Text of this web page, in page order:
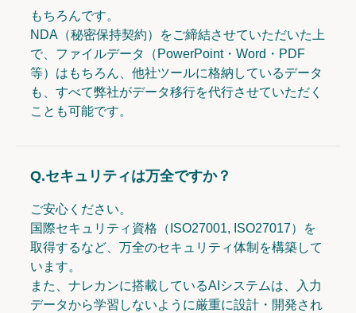
もちろんです。
NDA（秘密保持契約）をご締結させていただいた上
で、ファイルデータ（PowerPoint・Word・PDF
等）はもちろん、他社ツールに格納しているデータ
も、すべて弊社がデータ移行を代行させていただく
ことも可能です。
Q.セキュリティは万全ですか？
ご安心ください。
国際セキュリティ資格（ISO27001, ISO27017）を
取得するなど、万全のセキュリティ体制を構築して
います。
また、ナレカンに搭載しているAIシステムは、入力
データから学習しないように厳重に設計・開発され